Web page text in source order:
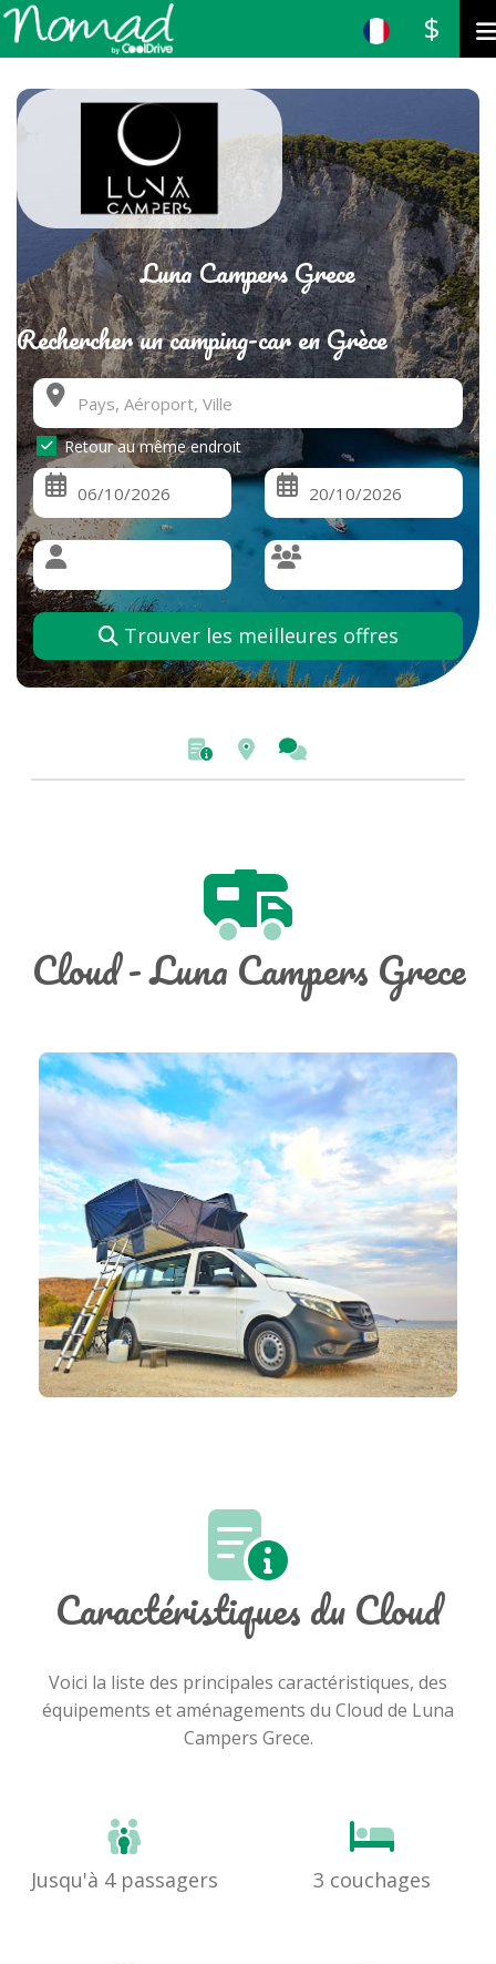
$
Luna Campers Grece
Rechercher un camping-car en Grèce
Retour au même endroit
Trouver les meilleures offres
Cloud - Luna Campers Grece
Caractéristiques du Cloud
Voici la liste des principales caractéristiques, des
équipements et aménagements du Cloud de Luna
Campers Grece.
Jusqu'à 4 passagers 3 couchages